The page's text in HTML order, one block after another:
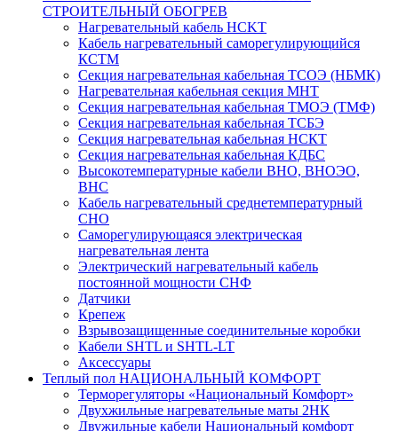
СТРОИТЕЛЬНЫЙ ОБОГРЕВ
Нагревательный кабель НCKТ
Кабель нагревательный саморегулирующийся
КСТМ
Секция нагревательная кабельная ТСОЭ (НБМК)
Нагревательная кабельная секция МНТ
Секция нагревательная кабельная ТМОЭ (ТМФ)
Секция нагревательная кабельная ТСБЭ
Секция нагревательная кабельная НСКТ
Секция нагревательная кабельная КДБС
Высокотемпературные кабели ВНО, ВНОЭО,
ВНС
Кабель нагревательный среднетемпературный
СНО
Саморегулирующаяся электрическая
нагревательная лента
Электрический нагревательный кабель
постоянной мощности СНФ
Датчики
Крепеж
Взрывозащищенные соединительные коробки
Кабели SHTL и SHTL-LT
Аксессуары
Теплый пол НАЦИОНАЛЬНЫЙ КОМФОРТ
Терморегуляторы «Национальный Комфорт»
Двухжильные нагревательные маты 2НК
Двужильные кабели Национальный комфорт